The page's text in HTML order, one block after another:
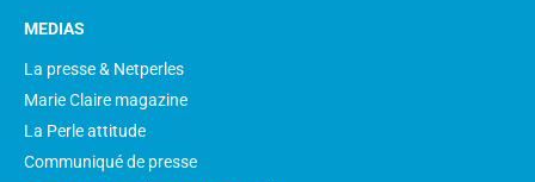
MEDIAS
La presse & Netperles
Marie Claire magazine
La Perle attitude
Communiqué de presse